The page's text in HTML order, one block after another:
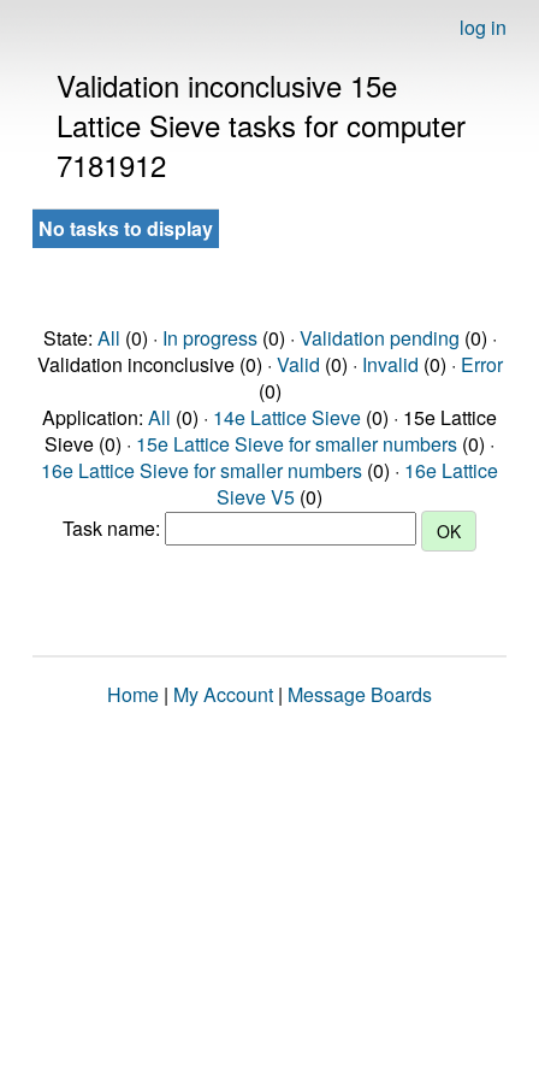
log in
Validation inconclusive 15e
Lattice Sieve tasks for computer
7181912
No tasks to display
State: All (0) · In progress(0) · Validation pending (0) ·
Validation inconclusive (0) · Valid (0) · Invalid (0) · Error
(0)
Application: All (0) · 14e Lattice Sieve (0) · 15e Lattice
Sieve (0) · 15e Lattice Sieve for smaller numbers (0) ·
16e Lattice Sieve for smaller numbers (0) · 16e Lattice
Sieve V5 (0)
Task name:
Home | My Account | Message Boards